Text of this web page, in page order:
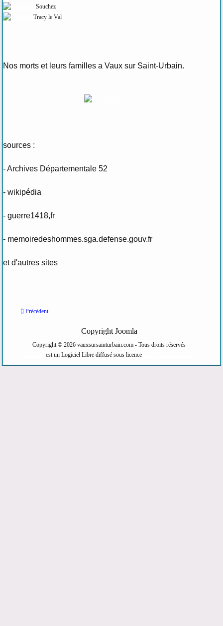
Souchez
Tracy le Val
Nos morts et leurs familles a Vaux sur Saint-Urbain.
sources :
- Archives Départementale 52
- wikipédia
- guerre1418,fr
- memoiredeshommes.sga.defense.gouv.fr
et d'autres sites
Précédent
Copyright Joomla
Copyright © 2026 vauxsursainturbain.com - Tous droits réservés
est un Logiciel Libre diffusé sous licence